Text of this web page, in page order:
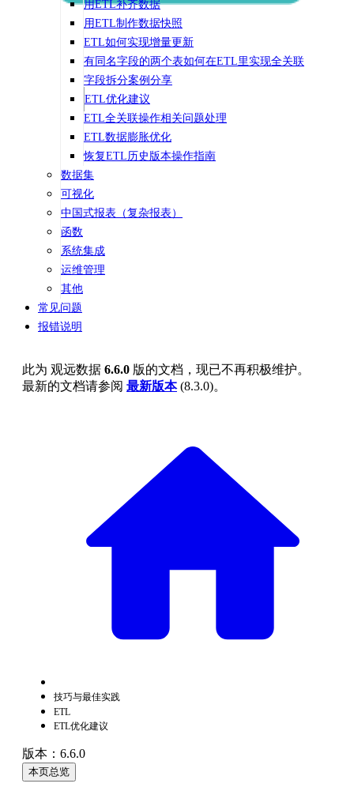
用ETL补齐数据
用ETL制作数据快照
ETL如何实现增量更新
有同名字段的两个表如何在ETL里实现全关联
字段拆分案例分享
ETL优化建议
ETL全关联操作相关问题处理
ETL数据膨胀优化
恢复ETL历史版本操作指南
数据集
可视化
中国式报表（复杂报表）
函数
系统集成
运维管理
其他
常见问题
报错说明
此为 观远数据 6.6.0 版的文档，现已不再积极维护。
最新的文档请参阅 最新版本(8.3.0)。
技巧与最佳实践
ETL
ETL优化建议
版本：6.6.0
本页总览